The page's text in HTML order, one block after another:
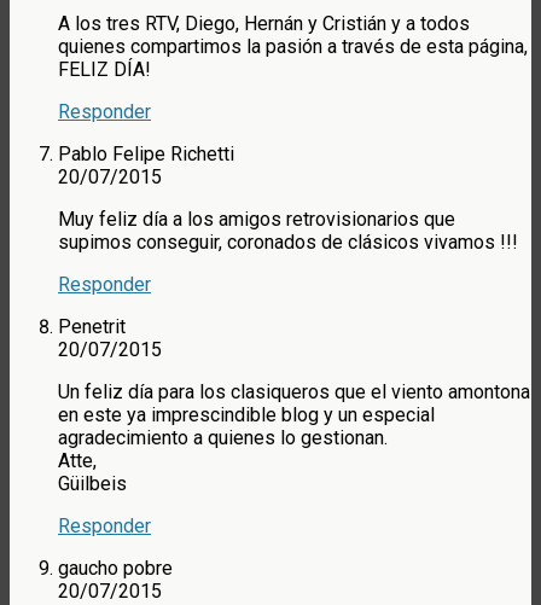
A los tres RTV, Diego, Hernán y Cristián y a todos
quienes compartimos la pasión a través de esta página,
FELIZ DÍA!
Responder
Pablo Felipe Richetti
20/07/2015
Muy feliz día a los amigos retrovisionarios que
supimos conseguir, coronados de clásicos vivamos !!!
Responder
Penetrit
20/07/2015
Un feliz día para los clasiqueros que el viento amontona
en este ya imprescindible blog y un especial
agradecimiento a quienes lo gestionan.
Atte,
Güilbeis
Responder
gaucho pobre
20/07/2015